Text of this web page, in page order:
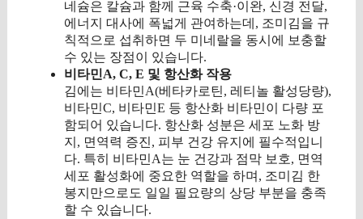
네슘은 칼슘과 함께 근육 수축·이완, 신경 전달,
에너지 대사에 폭넓게 관여하는데, 조미김을 규
칙적으로 섭취하면 두 미네랄을 동시에 보충할
수 있는 장점이 있습니다.
비타민A, C, E 및 항산화 작용
김에는 비타민A(베타카로틴, 레티놀 활성당량),
비타민C, 비타민E 등 항산화 비타민이 다량 포
함되어 있습니다. 항산화 성분은 세포 노화 방
지, 면역력 증진, 피부 건강 유지에 필수적입니
다. 특히 비타민A는 눈 건강과 점막 보호, 면역
세포 활성화에 중요한 역할을 하며, 조미김 한
봉지만으로도 일일 필요량의 상당 부분을 충족
할 수 있습니다.